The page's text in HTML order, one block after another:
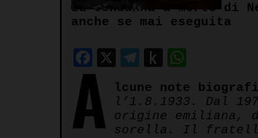
La condanna a morte di
anche se mai eseguita
Facebook
X Telegram
Push
Kindle
A lcune note
l’1.8.1933. Dal
origine emiliana,
sorella. Il fratello